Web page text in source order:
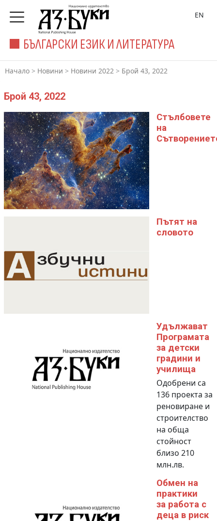
БЪЛГАРСКИ ЕЗИК И ЛИТЕРАТУРА
EN
Начало > Новини > Новини 2022 > Брой 43, 2022
Брой 43, 2022
Стълбовете
на
Пътят на
словото
Удължават
Програмата
за детски
градини и
училища
Одобрени са
136 проекта за
реновиране и
строителство
на обща
стойност
близо 210
млн.лв.
Обмен на
практики
за работа с
деца в риск